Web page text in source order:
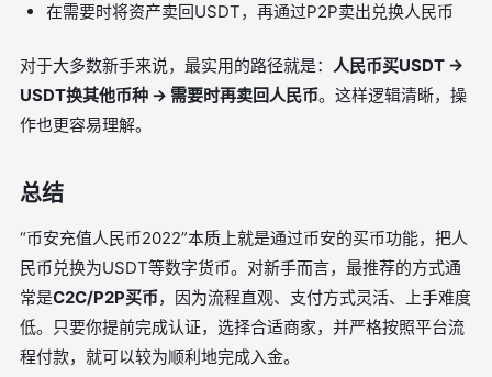
在需要时将资产卖回USDT，再通过P2P卖出兑换人民币
对于大多数新手来说，最实用的路径就是： 人民币买USDT →
USDT换其他币种 → 需要时再卖回人民币。这样逻辑清晰，操
作也更容易理解。
总结
“币安充值人民币2022”本质上就是通过币安的买币功能，把人
民币兑换为USDT等数字货币。对新手而言，最推荐的方式通
常是C2C/P2P买币，因为流程直观、支付方式灵活、上手难度
低。只要你提前完成认证，选择合适商家，并严格按照平台流
程付款，就可以较为顺利地完成入金。